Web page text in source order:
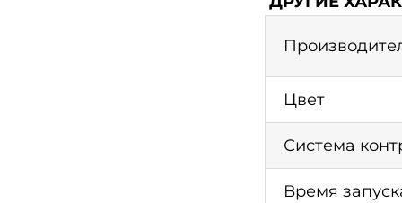
Цвет
Система
Время